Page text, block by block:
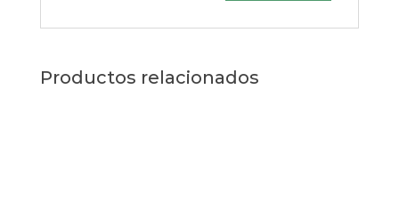
Productos relacionados